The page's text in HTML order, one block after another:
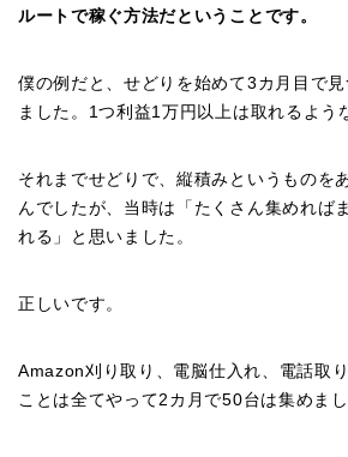
ルートで稼ぐ方法だということです。
僕の例だと、せどりを始めて3カ月目で
ました。1つ利益1万円以上は取れるよう
それまでせどりで、縦積みというものを
んでしたが、当時は「たくさん集めれば
れる」と思いました。
正しいです。
Amazon刈り取り、電脳仕入れ、電話取
ことは全てやって2カ月で50台は集めまし